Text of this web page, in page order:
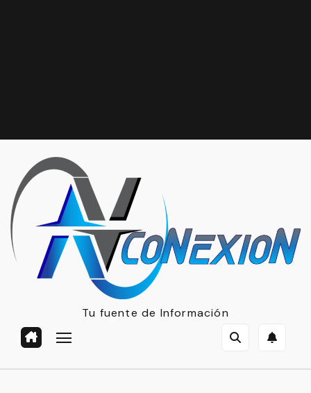
Tu fuente de Información